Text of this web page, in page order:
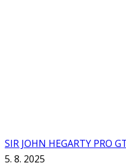
SIR JOHN HEGARTY PRO
5. 8. 2025